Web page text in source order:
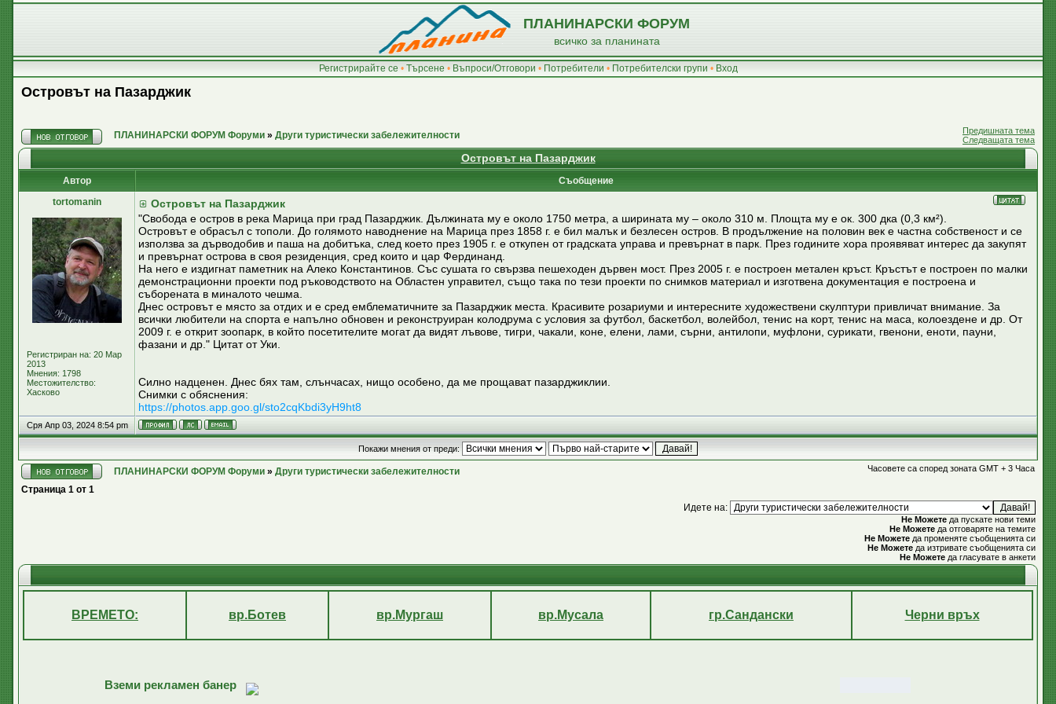
ПЛАНИНАРСКИ ФОРУМ
всичко за планината
Регистрирайте се • Търсене • Въпроси/Отговори • Потребители • Потребителски групи • Вход
Островът на Пазарджик
ПЛАНИНАРСКИ ФОРУМ Форуми » Други туристически забележителности
Предишната тема
Следващата тема
Островът на Пазарджик
Автор
Съобщение
tortomanin
Регистриран на: 20 Мар
2013
Мнения: 1798
Местожителство:
Хасково
Островът на Пазарджик
"Свобода е остров в река Марица при град Пазарджик. Дължината му е около 1750 метра, а ширината му – около 310 м. Площта му е ок. 300 дка (0,3 км²).
Островът е обрасъл с тополи. До голямото наводнение на Марица през 1858 г. е бил малък и безлесен остров. В продължение на половин век е частна собственост и се
използва за дърводобив и паша на добитъка, след което през 1905 г. е откупен от градската управа и превърнат в парк. През годините хора проявяват интерес да закупят
и превърнат острова в своя резиденция, сред които и цар Фердинанд.
На него е издигнат паметник на Алеко Константинов. Със сушата го свързва пешеходен дървен мост. През 2005 г. е построен метален кръст. Кръстът е построен по малки
демонстрационни проекти под ръководството на Областен управител, също така по тези проекти по снимков материал и изготвена документация е построена и
съборената в миналото чешма.
Днес островът е място за отдих и е сред емблематичните за Пазарджик места. Красивите розариуми и интересните художествени скулптури привличат внимание. За
всички любители на спорта е напълно обновен и реконструиран колодрума с условия за футбол, баскетбол, волейбол, тенис на корт, тенис на маса, колоездене и др. От
2009 г. е открит зоопарк, в който посетителите могат да видят лъвове, тигри, чакали, коне, елени, лами, сърни, антилопи, муфлони, сурикати, гвенони, еноти, пауни,
фазани и др." Цитат от Уки.
Силно надценен. Днес бях там, слънчасах, нищо особено, да ме прощават пазарджиклии.
Снимки с обяснения:
https://photos.app.goo.gl/sto2cqKbdi3yH9ht8
Сря Апр 03, 2024 8:54 pm
Покажи мнения от преди:
ПЛАНИНАРСКИ ФОРУМ Форуми » Други туристически забележителности Часовете са според зоната GMT + 3 Часа
Страница 1 от 1
Идете на:
Не Можете да пускате нови теми
Не Можете да отговаряте на темите
Не Можете да променяте съобщенията си
Не Можете да изтривате съобщенията си
Не Можете да гласувате в анкети
ВРЕМЕТО: вр.Ботев вр.Мургаш вр.Мусала гр.Сандански Черни връх
Вземи рекламен банер